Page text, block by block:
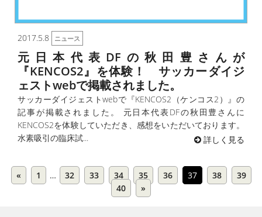
2017.5.8 ニュース
元日本代表DFの秋田豊さんが
『KENCOS2』を体験！ サッカーダイジ
ェストwebで掲載されました。
サッカーダイジェストwebで『KENCOS2（ケンコス2）』の
記事が掲載されました。 元日本代表DFの秋田豊さんに
KENCOS2を体験していただき、感想をいただいております。
水素吸引の臨床試...
詳しく見る
« 1 … 32 33 34 35 36 37 38
39
40
»